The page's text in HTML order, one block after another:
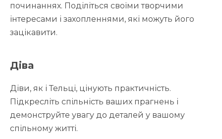
починаннях. Поділіться своїми творчими
інтересами і захопленнями, які можуть його
зацікавити.
Діва
Діви, як і Тельці, цінують практичність.
Підкресліть спільність ваших прагнень і
демонструйте увагу до деталей у вашому
спільному житті.